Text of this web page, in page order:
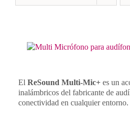
ElReSound Multi-Mic+ es un
inalámbricos del fabricante de
conectividad en cualquier entorno.